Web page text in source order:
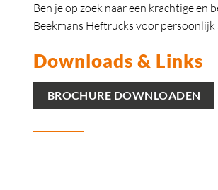
Ben je op zoek naar een krachtige en
Beekmans Heftrucks voor
Downloads & Links
BROCHURE DOWNLOADEN